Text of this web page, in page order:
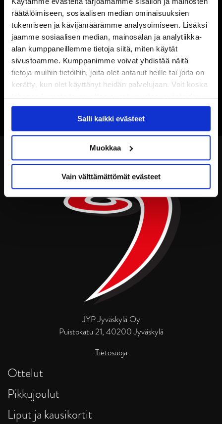
räätälöimiseen, sosiaalisen median ominaisuuksien
tukemiseen ja kävijämäärämme analysoimiseen. Lisäksi
jaamme sosiaalisen median, mainosalan ja analytiikka-
alan kumppaneillemme tietoja siitä, miten käytät
sivustoamme. Kumppanimme voivat yhdistää näitä
tietoja muihin tietoihin, joita olet antanut heille tai joita on
kerätty, kun olet käyttänyt heidän palvelujaan. Voit koska
tahansa kumota tai muuttaa suostumustasi evästeiden
käytöstäEvästeet-sivultamme.
Salli kaikki evästeet
Muokkaa
Vain välttämättömät evästeet
JYP Jyväskylä Oy
Puistokatu 21, 40200 Jyväskylä
Tietosuoja
Ottelut
Pikkujoulut
Liput ja kausikortit